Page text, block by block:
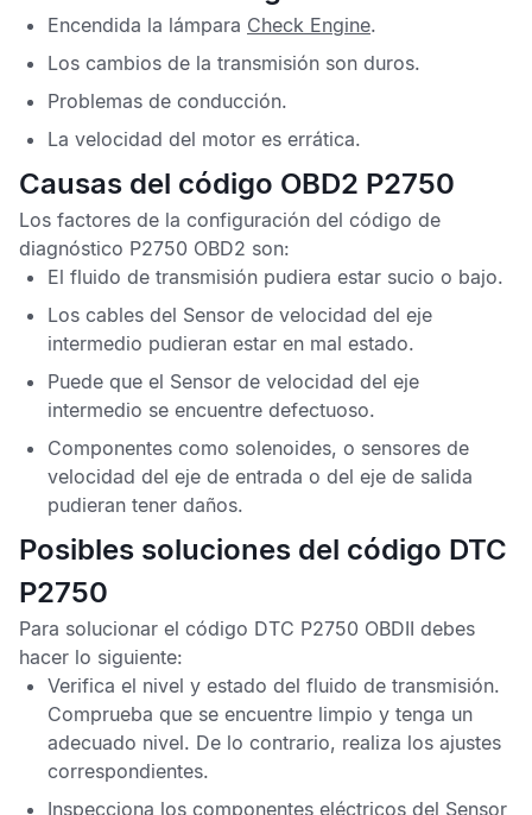
Encendida la lámpara Check Engine.
Los cambios de la transmisión son duros.
Problemas de conducción.
La velocidad del motor es errática.
Causas del código OBD2 P2750
Los factores de la configuración del código de
diagnóstico P2750 OBD2 son:
El fluido de transmisión pudiera estar sucio o bajo.
Los cables del Sensor de velocidad del eje
intermedio pudieran estar en mal estado.
Puede que el Sensor de velocidad del eje
intermedio se encuentre defectuoso.
Componentes como solenoides, o sensores de
velocidad del eje de entrada o del eje de salida
pudieran tener daños.
Posibles soluciones del código DTC
P2750
Para solucionar el código DTC P2750 OBDII debes
hacer lo siguiente:
Verifica el nivel y estado del fluido de transmisión.
Comprueba que se encuentre limpio y tenga un
adecuado nivel. De lo contrario, realiza los ajustes
correspondientes.
Inspecciona los componentes eléctricos del Sensor